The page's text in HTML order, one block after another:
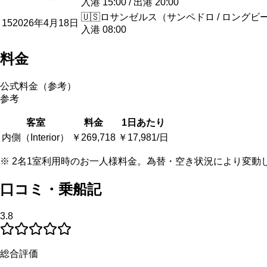
152026年4月18日
🇺🇸ロサンゼルス（サンペドロ / ロングビー
入港 08:00
料金
公式料金（参考）
参考
客室 料金
1日あたり
内側（Interior）
￥269,718 ￥17,981/日
※ 2名1室利用時のお一人様料金。為替・空き状況により変動
口コミ・乗船記
3.8
総合評価